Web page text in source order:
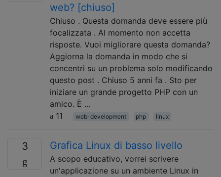
web? [chiuso]
Chiuso . Questa domanda deve essere più
focalizzata . Al momento non accetta
risposte. Vuoi migliorare questa domanda?
Aggiorna la domanda in modo che si
concentri su un problema solo modificando
questo post . Chiuso 5 anni fa . Sto per
iniziare un grande progetto PHP con un
amico. È …
11
web-development php linux
3 Grafica Linux di basso livello
A scopo educativo, vorrei scrivere
un'applicazione su un ambiente Linux in